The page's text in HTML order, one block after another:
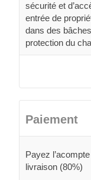
sécurité et
entrée de
dans des
protection du
Paiement
Payez
livraison (80%)